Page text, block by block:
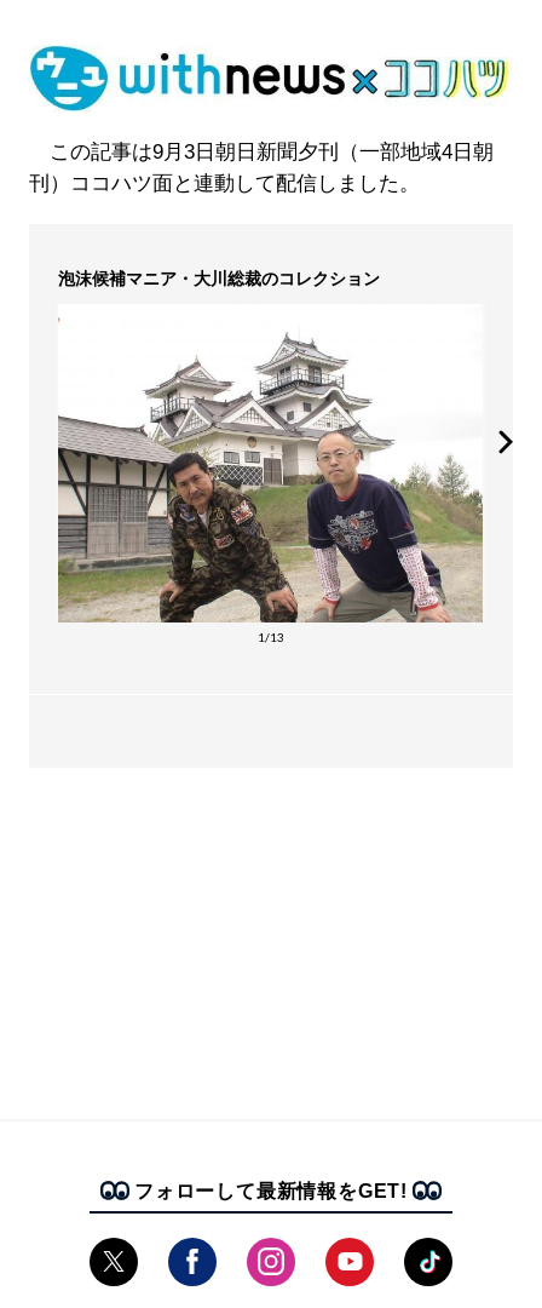
この記事は9月3日朝日新聞夕刊（一部地域4日朝
刊）ココハツ面と連動して配信しました。
泡沫候補マニア・大川総裁のコレクション
1/13
フォローして最新情報をGET!